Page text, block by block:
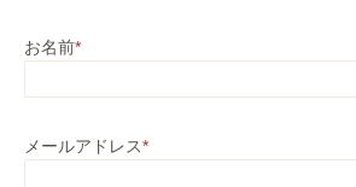
お名前*
メールアドレス*